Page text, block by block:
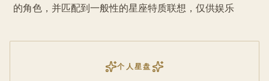
的角色，并匹配到一般性的星座特质联想，仅供娱乐
个人星盘